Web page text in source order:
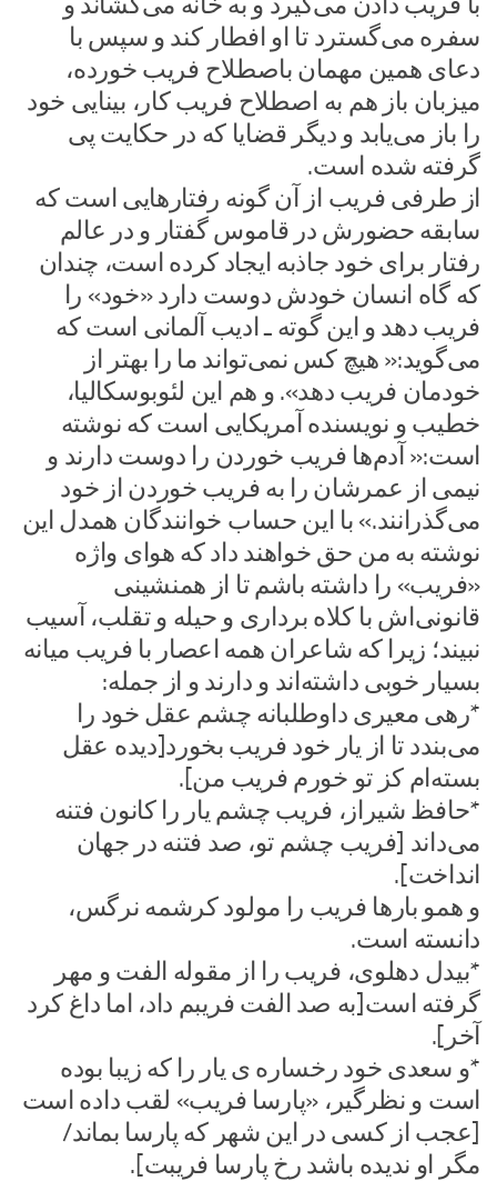
سفره می‌گسترد تا او افطار کند و سپس با
دعای همین مهمان باصطلاح فریب خورده،
میزبان باز هم به اصطلاح فریب کار، بینایی خود
را باز می‌یابد و دیگر قضایا که در حکایت پی
گرفته شده است.
از طرفی فریب از آن گونه رفتارهایی است که
سابقه حضورش در قاموس گفتار و در عالم
رفتار برای خود جاذبه ایجاد کرده است، چندان
که گاه انسان خودش دوست دارد «خود» را
فریب دهد و این گوته ـ ادیب آلمانی است که
می‌گوید:« هیچ کس نمی‌تواند ما را بهتر از
خودمان فریب دهد». و هم این لئوبوسکالیا،
خطیب و نویسنده آمریکایی است که نوشته
است:« آدم‌ها فریب خوردن را دوست دارند و
نیمی از عمرشان را به فریب خوردن از خود
می‌گذرانند.» با این حساب خوانندگان همدل این
نوشته به من حق خواهند داد که هوای واژه
«فریب» را داشته باشم تا از همنشینی
قانونی‌اش با کلاه برداری و حیله و تقلب، آسیب
نبیند؛ زیرا که شاعران همه اعصار با فریب میانه
بسیار خوبی داشته‌اند و دارند و از جمله:
*رهی معیری داوطلبانه چشم عقل خود را
می‌بندد تا از یار خود فریب بخورد[دیده عقل
بسته‌ام کز تو خورم فریب من].
*حافظ شیراز، فریب چشم یار را کانون فتنه
می‌داند [فریب چشم تو، صد فتنه در جهان
انداخت].
و همو بارها فریب را مولود کرشمه نرگس،
دانسته است.
*بیدل دهلوی، فریب را از مقوله الفت و مهر
گرفته است[به صد الفت فریبم داد، اما داغ کرد
آخر].
*و سعدی خود رخساره ­ی یار را که زیبا بوده
است و نظرگیر، «پارسا فریب» لقب داده است
[عجب از کسی در این شهر که پارسا بماند/
مگر او ندیده باشد رخ پارسا فریبت].